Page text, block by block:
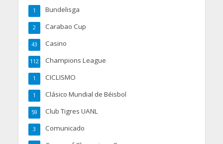
Bundelisga
1
Carabao Cup
2
Casino
43
Champions League
112
CICLISMO
1
Clásico Mundial de Béisbol
1
Club Tigres UANL
59
Comunicado
3